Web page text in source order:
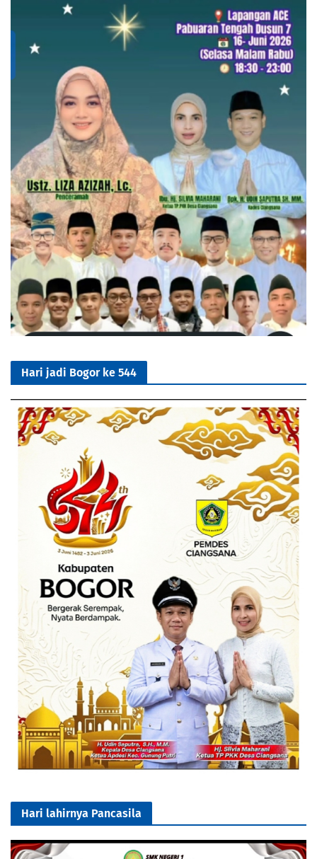
Hari jadi Bogor ke 544
Hari lahirnya Pancasila